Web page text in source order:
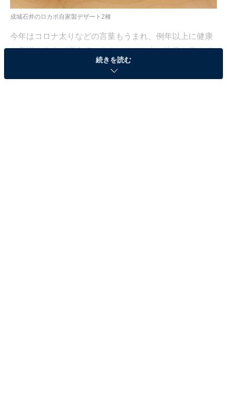
成城石井のロカボ自家製デザート2種
今年はコロナ太りなどの言葉もうまれ、例年以上に健康
を意識する人が増えています。そんな中、注目を集めて
いるのが「ロカボ」。成城石井では、11月2日（月）～
11月29日（日）まで「ロカボフェア」を実施中。今回は
続きを読む